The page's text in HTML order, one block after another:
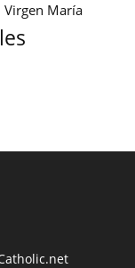
Virgen María